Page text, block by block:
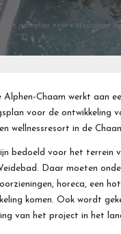
aan plan voor natuurpoort
Alphen-Chaam werkt aan
voor de ontwikkeling
wellnessresort in de
bedoeld voor het terrein
Daar moeten
horeca, een
komen. Ook wordt
van het project in het